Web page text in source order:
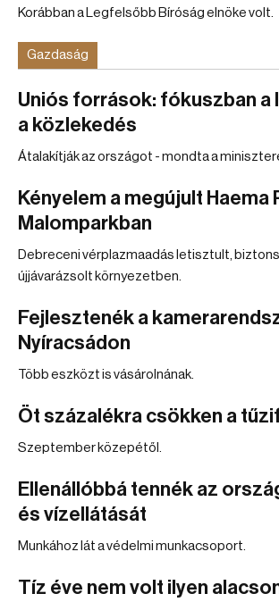
Korábban a Legfelsőbb Bíróság elnöke volt.
Gazdaság
Uniós források: fókuszban a
a közlekedés
Átalakítják az országot - mondta a
Kényelem a megújult Haema
Malomparkban
Debreceni vérplazmaadás letisztult,
újjávarázsolt környezetben.
Fejlesztenék a
Nyíracsádon
Több eszközt is vásárolnának.
Öt százalékra csökken a
Szeptember közepétől.
Ellenállóbbá tennék az
és vízellátását
Munkához lát a védelmi munkacsoport.
Tíz éve nem volt ilyen